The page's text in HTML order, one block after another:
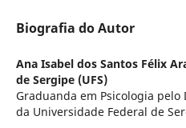
Biografia do Autor
Ana Isabel dos Santos Félix
de Sergipe (UFS)
Graduanda em Psicologia
da Universidade Federal de